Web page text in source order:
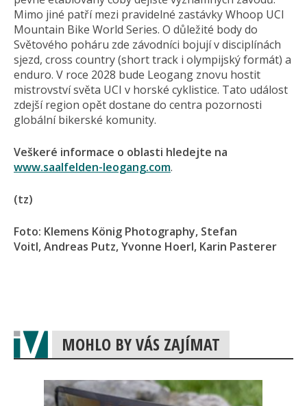
Mimo jiné patří mezi pravidelné zastávky Whoop UCI
Mountain Bike World Series. O důležité body do
Světového poháru zde závodníci bojují v disciplínách
sjezd, cross country (short track i olympijský formát) a
enduro. V roce 2028 bude Leogang znovu hostit
mistrovství světa UCI v horské cyklistice. Tato událost
zdejší region opět dostane do centra pozornosti
globální bikerské komunity.
Veškeré informace o oblasti hledejte na
www.saalfelden-leogang.com.
(tz)
Foto: Klemens König Photography, Stefan
Voitl, Andreas Putz, Yvonne Hoerl, Karin Pasterer
MOHLO BY VÁS ZAJÍMAT